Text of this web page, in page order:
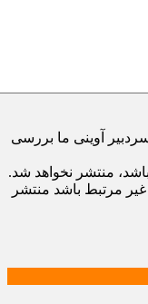
آوینی ما بررسی
منتشر نخواهد شد.
غیر مرتبط باشد منتشر